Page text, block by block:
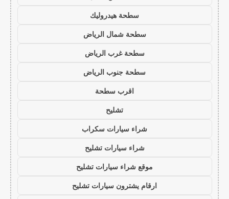
سطحة هيدروليك
سطحة شمال الرياض
سطحة غرب الرياض
سطحة جنوب الرياض
اقرب سطحة
تشليح
شراء سيارات سكراب
شراء سيارات تشليح
موقع شراء سيارات تشليح
ارقام يشترون سيارات تشليح